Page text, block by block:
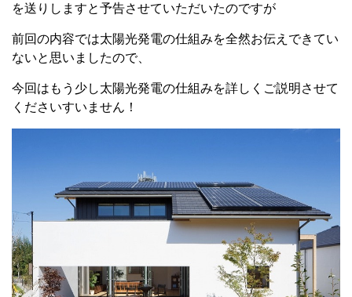
を送りしますと予告させていただいたのですが
前回の内容では太陽光発電の仕組みを全然お伝えできてい
ないと思いましたので、
今回はもう少し太陽光発電の仕組みを詳しくご説明させて
くださいすいません！